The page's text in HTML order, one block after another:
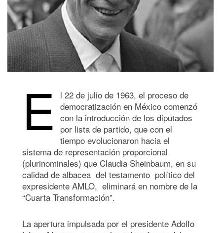
E
l 22 de julio de 1963, el proceso de
democratización en México comenzó
con la introducción de los diputados
por lista de partido, que con el
tiempo evolucionaron hacia el
sistema de representación proporcional
(plurinominales) que Claudia Sheinbaum, en su
calidad de albacea del testamento político del
expresidente AMLO, eliminará en nombre de la
“Cuarta Transformación”.
La apertura impulsada por el presidente Adolfo